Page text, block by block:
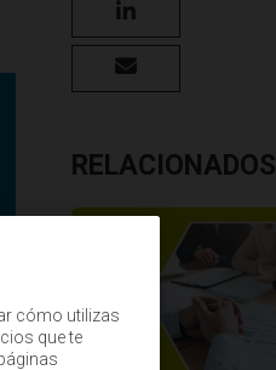
RELACIONADOS
cómo utilizas
que te